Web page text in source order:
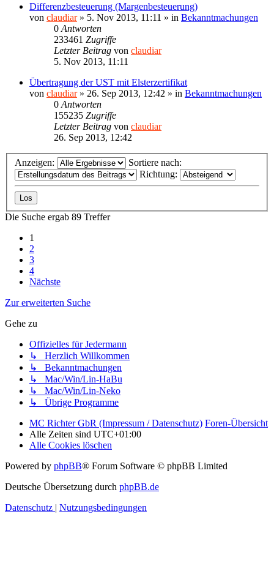
Differenzbesteuerung (Margenbesteuerung)
von claudiar» 5. Nov 2013, 11:11 » in Bekanntmachungen
0 Antworten
233461 Zugriffe
Letzter Beitrag von claudiar
5. Nov 2013, 11:11
Übertragung der UST mit Elsterzertifikat
von claudiar» 26. Sep 2013, 12:42 » in Bekanntmachungen
0 Antworten
155235 Zugriffe
Letzter Beitrag von claudiar
26. Sep 2013, 12:42
Anzeigen:
Sortiere nach:
Richtung:
Die Suche ergab 89 Treffer
1
2
3
4
Nächste
Zur erweiterten Suche
Gehe zu
Offizielles für Jedermann
↳ Herzlich Willkommen
↳ Bekanntmachungen
↳ Mac/Win/Lin-HaBu
↳ Mac/Win/Lin-Neko
↳ Übrige Programme
MC Richter GbR (Impressum / Datenschutz) Foren-Übersicht
Alle Zeiten sind UTC+01:00
Alle Cookies löschen
Powered by phpBB® Forum Software © phpBB Limited
Deutsche Übersetzung durch phpBB.de
Datenschutz
Nutzungsbedingungen